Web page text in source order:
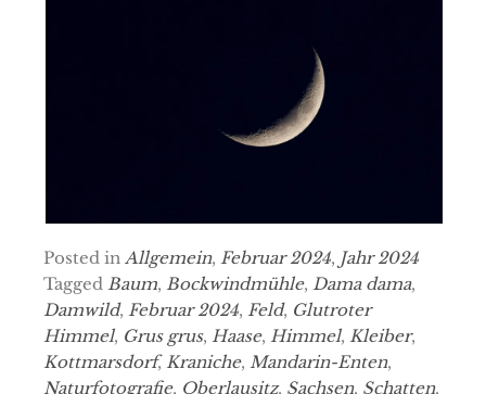
Posted in Allgemein, Februar 2024, Jahr 2024
Tagged Baum, Bockwindmühle, Dama dama,
Damwild, Februar 2024, Feld, Glutroter
Himmel, Grus grus, Haase, Himmel, Kleiber,
Kottmarsdorf,Kraniche, Mandarin-Enten,
Naturfotografie, Oberlausitz, Sachsen, Schatten,